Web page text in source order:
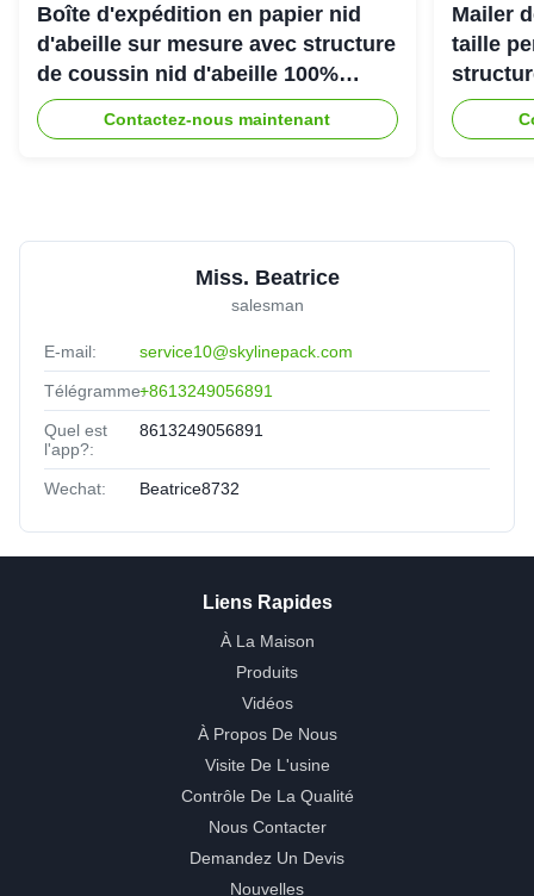
Boîte d'expédition en papier nid
d'abeille sur mesure avec structure
de coussin nid d'abeille 100%
recyclable pour emballage de
protection écologique
Contactez-nous maintenant
Mailer
taille
une
Miss. Beatrice
salesman
E-mail: service10@skylinepack.com
Télégramme:+8613249056891
Quel est
l'app?:
8613249056891
Wechat: Beatrice8732
Liens Rapides
À La Maison
Produits
Vidéos
À Propos De Nous
Visite De L'usine
Contrôle De La Qualité
Nous Contacter
Demandez Un Devis
Nouvelles